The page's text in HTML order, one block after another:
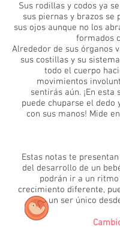
Sus rodillas y codos ya
sus piernas y brazos se
sus ojos aunque no los
formados
Alrededor de sus órganos
sus costillas y su
todo el cuerpo
movimientos
sentirás aún. ¡En esta
puede chuparse el dedo
con sus manos! Mide
Estas notas te
del desarrollo de un
podrán ir a un
crecimiento diferente,
un ser único